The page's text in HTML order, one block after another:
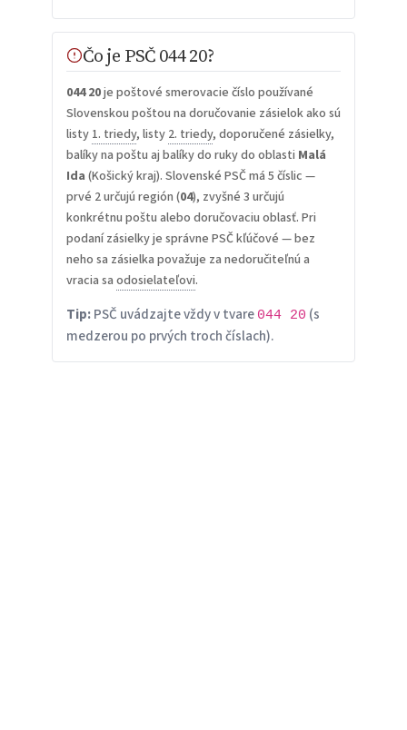
Čo je PSČ 044 20?
044 20je poštové smerovacie číslo používané
Slovenskou poštou na doručovanie zásielok ako sú
listy 1. triedy, listy 2. triedy, doporučené zásielky,
balíky na poštu aj balíky do ruky do oblasti Malá
Ida (Košický kraj). Slovenské PSČ má 5 číslic —
prvé 2 určujú región (04), zvyšné 3 určujú
konkrétnu poštu alebo doručovaciu oblasť. Pri
podaní zásielky je správne PSČ kľúčové — bez
neho sa zásielka považuje za nedoručiteľnú a
vracia sa odosielateľovi.
Tip:PSČ uvádzajte vždy v tvare 044 20 (s
medzerou po prvých troch číslach).